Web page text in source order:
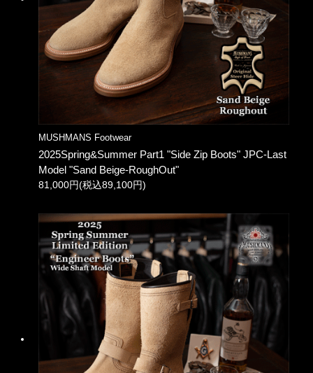
MUSHMANS Footwear
2025Spring&Summer Part1 "Side Zip Boots" JPC-Last
Model "Sand Beige-RoughOut"
81,000円(税込89,100円)